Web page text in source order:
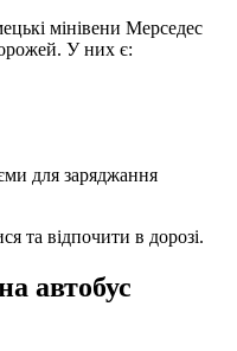
мінівени Мерседес
У них є:
для заряджання
та відпочити в дорозі.
автобус